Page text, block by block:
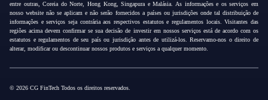
entre outras, Coreia do Norte, Hong Kong, Singapura e Malásia. As informações e os serviços em
nosso website não se aplicam e não serão fornecidos a países ou jurisdições onde tal distribuição de
informações e serviços seja contrária aos respectivos estatutos e regulamentos locais. Visitantes das
regiões acima devem confirmar se sua decisão de investir em nossos serviços está de acordo com os
estatutos e regulamentos de seu país ou jurisdição antes de utilizá-los. Reservamo-nos o direito de
alterar, modificar ou descontinuar nossos produtos e serviços a qualquer momento.
© 2026 CG FinTech Todos os direitos reservados.